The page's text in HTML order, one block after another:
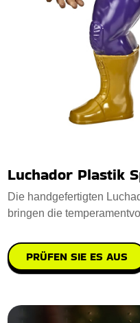
Luchador Plastik
Die handgefertigten
bringen die
PRÜFEN SIE ES AUS